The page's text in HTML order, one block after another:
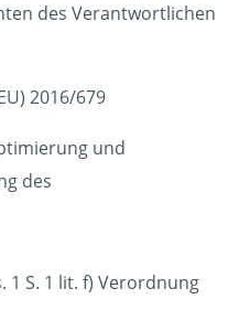
des Verantwortlichen
2016/679
und
des
1 S. 1 lit. f) Verordnung